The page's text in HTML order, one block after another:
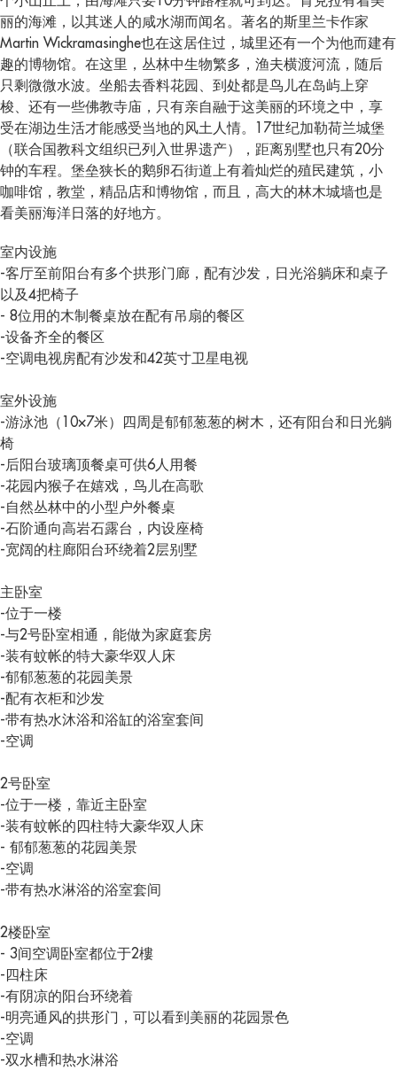
丽的海滩，以其迷人的咸水湖而闻名。著名的斯里兰卡作家
Martin Wickramasinghe也在这居住过，城里还有一个为他而建有
趣的博物馆。在这里，丛林中生物繁多，渔夫横渡河流，随后
只剩微微水波。坐船去香料花园、到处都是鸟儿在岛屿上穿
梭、还有一些佛教寺庙，只有亲自融于这美丽的环境之中，享
受在湖边生活才能感受当地的风土人情。17世纪加勒荷兰城堡
（联合国教科文组织已列入世界遗产），距离别墅也只有20分
钟的车程。堡垒狭长的鹅卵石街道上有着灿烂的殖民建筑，小
咖啡馆，教堂，精品店和博物馆，而且，高大的林木城墙也是
看美丽海洋日落的好地方。
室内设施
-客厅至前阳台有多个拱形门廊，配有沙发，日光浴躺床和桌子
以及4把椅子
- 8位用的木制餐桌放在配有吊扇的餐区
-设备齐全的餐区
-空调电视房配有沙发和42英寸卫星电视
室外设施
-游泳池（10×7米）四周是郁郁葱葱的树木，还有阳台和日光躺
椅
-后阳台玻璃顶餐桌可供6人用餐
-花园内猴子在嬉戏，鸟儿在高歌
-自然丛林中的小型户外餐桌
-石阶通向高岩石露台，内设座椅
-宽阔的柱廊阳台环绕着2层别墅
主卧室
-位于一楼
-与2号卧室相通，能做为家庭套房
-装有蚊帐的特大豪华双人床
-郁郁葱葱的花园美景
-配有衣柜和沙发
-带有热水沐浴和浴缸的浴室套间
-空调
2号卧室
-位于一楼，靠近主卧室
-装有蚊帐的四柱特大豪华双人床
- 郁郁葱葱的花园美景
-空调
-带有热水淋浴的浴室套间
2楼卧室
- 3间空调卧室都位于2樓
-四柱床
-有阴凉的阳台环绕着
-明亮通风的拱形门，可以看到美丽的花园景色
-空调
-双水槽和热水淋浴